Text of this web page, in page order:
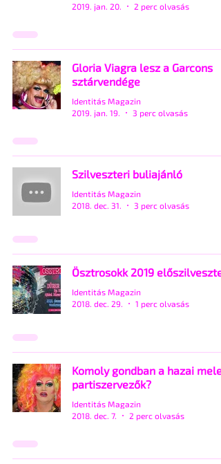
2019. jan. 20.
2 perc olvasás
Gloria Viagra lesz a Garcons
sztárvendége
Identitás Magazin
2019. jan. 19.
3 perc olvasás
Szilveszteri buliajánló
Identitás Magazin
2018. dec. 31.
3 perc olvasás
Ösztrosokk 2019 előszilveszter
Identitás Magazin
2018. dec. 29.
1 perc olvasás
Komoly gondban a hazai
partiszervezők?
Identitás Magazin
2018. dec. 7.
2 perc olvasás